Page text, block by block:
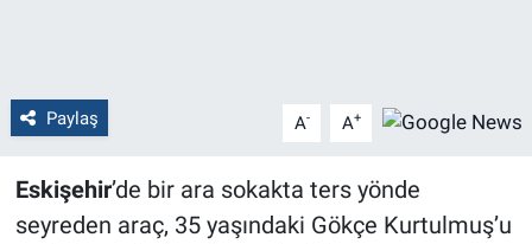
Paylaş A- A+
Eskişehir’de bir ara sokakta ters yönde
seyreden araç, 35 yaşındaki Gökçe Kurtulmuş’u
Bilim ve Teknoloji